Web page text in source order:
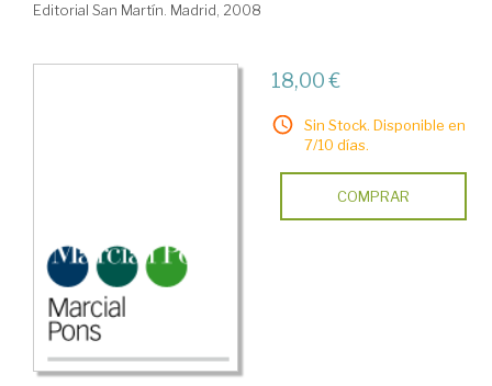
Editorial San Martín. Madrid, 2008
18,00 €
Sin Stock. Disponible en
7/10 días.
COMPRAR